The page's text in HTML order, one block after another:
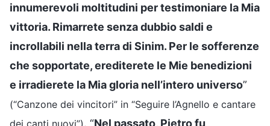
innumerevoli moltitudini per testimoniare la Mia
vittoria. Rimarrete senza dubbio saldi e
incrollabili nella terra di Sinim. Per le sofferenze
che sopportate, erediterete le Mie benedizioni
e irradierete la Mia gloria nell’intero universo”
(“Canzone dei vincitori” in “Seguire l’Agnello e cantare
dei canti nuovi”). “Nel passato, Pietro fu